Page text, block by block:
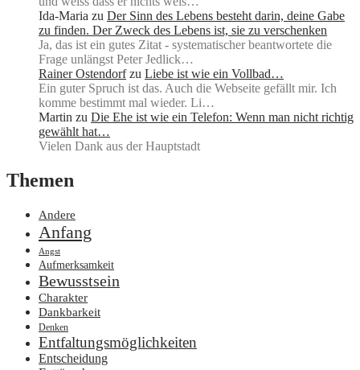
Ida-Maria zu Der Sinn des Lebens besteht darin, deine Gabe
zu finden. Der Zweck des Lebens ist, sie zu verschenken
Ja, das ist ein gutes Zitat - systematischer beantwortete die
Frage unlängst Peter Jedlick…
Rainer Ostendorf zu Liebe ist wie ein Vollbad…
Ein guter Spruch ist das. Auch die Webseite gefällt mir. Ich
komme bestimmt mal wieder. Li…
Martin zu Die Ehe ist wie ein Telefon: Wenn man nicht richtig
gewählt hat…
Vielen Dank aus der Hauptstadt
Themen
Andere
Anfang
Angst
Aufmerksamkeit
Bewusstsein
Charakter
Dankbarkeit
Denken
Entfaltungsmöglichkeiten
Entscheidung